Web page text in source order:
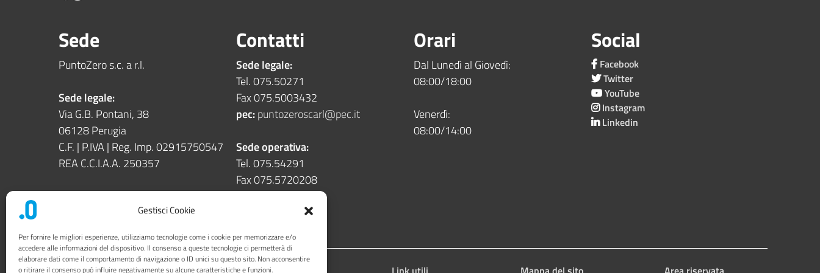
Gestisci Cookie
Per fornire le migliori esperienze, utilizziamo tecnologie come i cookie per memorizzare e/o
accedere alle informazioni del dispositivo. Il consenso a queste tecnologie ci permetterà di
elaborare dati come il comportamento di navigazione o ID unici su questo sito. Non acconsentire
o ritirare il consenso può influire negativamente su alcune caratteristiche e funzioni.
Sede
PuntoZero s.c. a r.l.
Sede legale:
Via G.B. Pontani, 38
06128 Perugia
C.F. | P.IVA | Reg. Imp. 02915750547
REA C.C.I.A.A. 250357
Sede operativa:
Via Enrico dal Pozzo snc
Contatti
Sede legale:
Tel. 075.50271
Fax 075.5003432
pec:puntozeroscarl@pec.it
Sede operativa:
Tel. 075.54291
Fax 075.5720208
Orari
Dal Lunedì al Giovedì:
08:00/18:00
Venerdì:
08:00/14:00
Social
Facebook
Twitter
YouTube
Instagram
Linkedin